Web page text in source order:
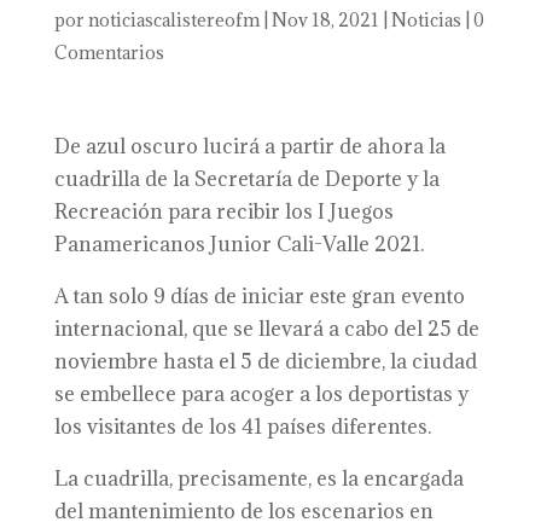
por noticiascalistereofm| Nov 18, 2021 Noticias 0
Comentarios
De azul oscuro lucirá a partir de ahora la
cuadrilla de la Secretaría de Deporte y la
Recreación para recibir los I Juegos
Panamericanos Junior Cali-Valle 2021.
A tan solo 9 días de iniciar este gran evento
internacional, que se llevará a cabo del 25 de
noviembre hasta el 5 de diciembre, la ciudad
se embellece para acoger a los deportistas y
los visitantes de los 41 países diferentes.
La cuadrilla, precisamente, es la encargada
del mantenimiento de los escenarios en